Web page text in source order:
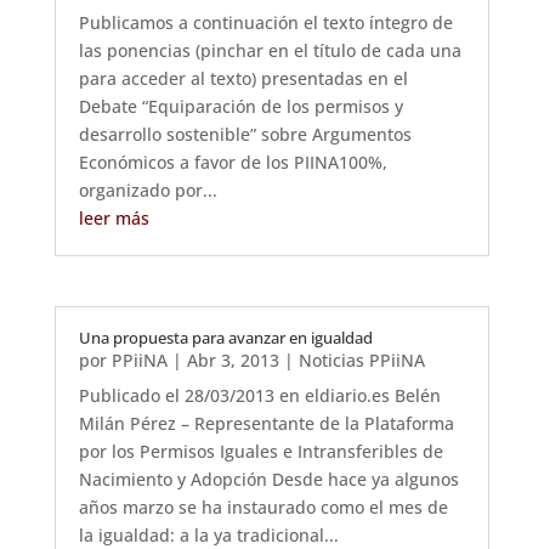
Publicamos a continuación el texto íntegro de
las ponencias (pinchar en el título de cada una
para acceder al texto) presentadas en el
Debate “Equiparación de los permisos y
desarrollo sostenible” sobre Argumentos
Económicos a favor de los PIINA100%,
organizado por...
leer más
Una propuesta para avanzar en igualdad
por PPiiNA| Abr 3, 2013| Noticias PPiiNA
Publicado el 28/03/2013 en eldiario.es Belén
Milán Pérez – Representante de la Plataforma
por los Permisos Iguales e Intransferibles de
Nacimiento y Adopción Desde hace ya algunos
años marzo se ha instaurado como el mes de
la igualdad: a la ya tradicional...